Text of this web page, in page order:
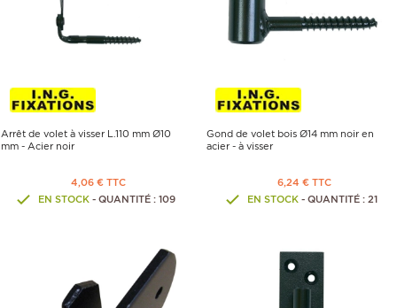
Arrêt de volet à visser L.110 mm Ø10
mm - Acier noir
4,06 € TTC
EN STOCK- QUANTITÉ : 109
Gond de volet bois Ø14 mm noir en
acier - à visser
6,24 € TTC
EN STOCK- QUANTITÉ : 21